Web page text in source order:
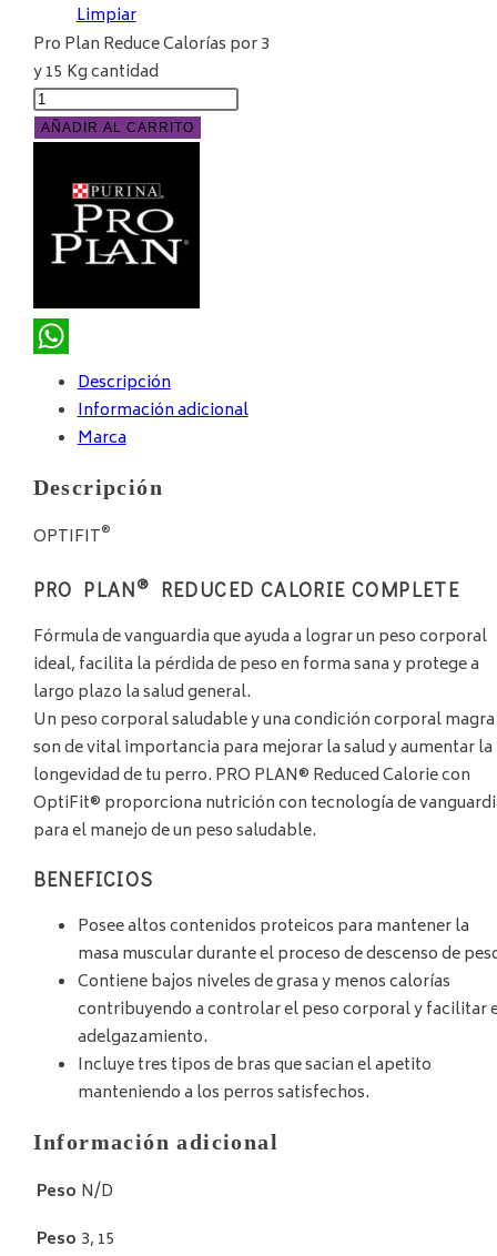
Limpiar
Pro Plan Reduce Calorías por 3
y 15 Kg cantidad
AÑADIR AL CARRITO
WhatsApp
Descripción
Información adicional
Marca
Descripción
OPTIFIT®
PRO PLAN® REDUCED CALORIE COMPLETE
Fórmula de vanguardia que ayuda a lograr un peso corporal
ideal, facilita la pérdida de peso en forma sana y protege a
largo plazo la salud general.
Un peso corporal saludable y una condición corporal magra
son de vital importancia para mejorar la salud y aumentar la
longevidad de tu perro. PRO PLAN® Reduced Calorie con
OptiFit® proporciona nutrición con tecnología de
para el manejo de un peso saludable.
BENEFICIOS
Posee altos contenidos proteicos para mantener la
masa muscular durante el proceso de descenso de
Contiene bajos niveles de grasa y menos calorías
contribuyendo a controlar el peso corporal y facilitar
adelgazamiento.
Incluye tres tipos de bras que sacian el apetito
manteniendo a los perros satisfechos.
Información adicional
Peso N/D
Peso 3, 15